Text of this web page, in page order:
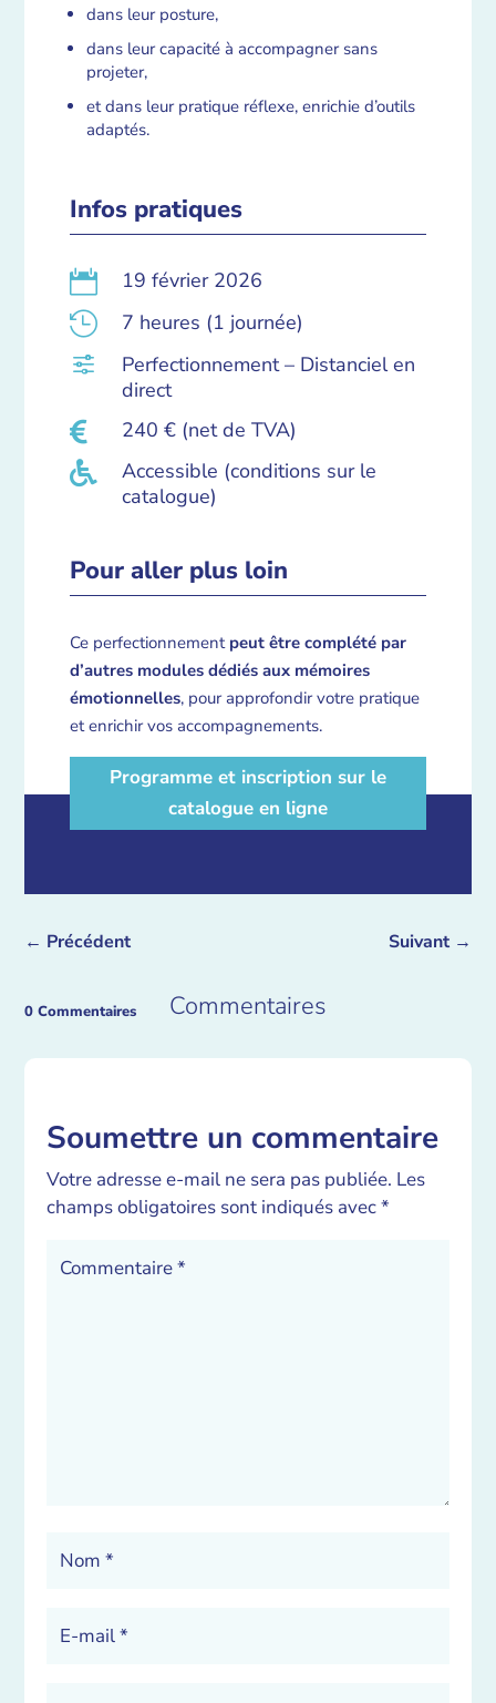
dans leur posture,
dans leur capacité à accompagner sans
projeter,
et dans leur pratique réflexe, enrichie d’outils
adaptés.
Infos pratiques
 19 février 2026
 7 heures (1 journée)
f
Perfectionnement – Distanciel en
direct
 240 € (net de TVA)

Accessible (conditions sur le
catalogue)
Pour aller plus loin
Ce perfectionnement peut être complété par
d’autres modules dédiés aux mémoires
émotionnelles, pour approfondir votre pratique
et enrichir vos accompagnements.
Programme et inscription sur le
catalogue en ligne
← Précédent Suivant→
Commentaires
0 Commentaires
Soumettre un commentaire
Votre adresse e-mail ne sera pas publiée. Les
champs obligatoires sont indiqués avec*